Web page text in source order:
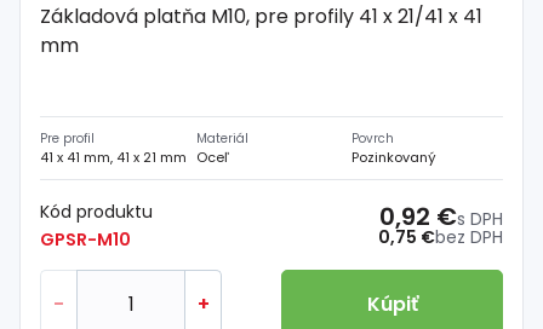
Základová platňa M10, pre profily 41 x 21/41 x 41
mm
Pre profil
41 x 41 mm, 41 x 21 mm
Materiál
Oceľ
Povrch
Pozinkovaný
Kód produktu
GPSR-M10
0,75 €bez DPH
0,92 €s DPH
- + Kúpiť